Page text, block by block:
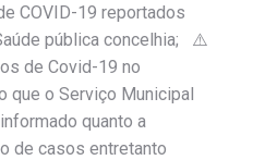
COVID-19 reportados
pública concelhia; ⚠️
de Covid-19 no
que o Serviço Municipal
quanto a
de casos entretanto